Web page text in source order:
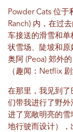
Powder Cats 位于
Ranch) 内，在过
车接送的滑雪和
状雪场、陡坡和
奥阿 (Peoa) 郊外
（趣闻：Netflix
在那里，我见到
们带我进行了野
进了宽敞明亮的
地行驶而设计），